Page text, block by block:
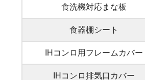
食洗機対応まな板
食器棚シート
IHコンロ用フレームカバー
IHコンロ排気口カバー